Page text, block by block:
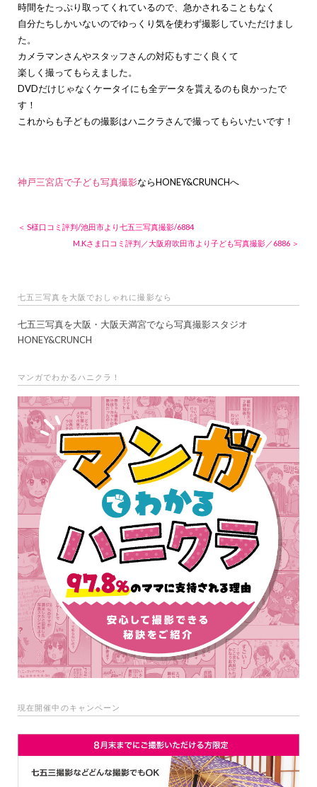
時間をたっぷり取ってくれているので、急かされることもなく
自分たちしかいないのでゆっくり気を使わず撮影していただけまし
た。
カメラマンさんやスタッフさんの対応もすごく良くて
楽しく撮ってもらえました。
DVDだけじゃなくケータイにも全データを貰えるのも良かったで
す！
これからも子どもの撮影はハニクラさんで撮ってもらいたいです！
神戸三宮店で子ども写真撮影ならHONEY&CRUNCHへ
＜ S様口コミ評判/池田市より七五三写真撮影/6884
M.Kさま口コミ評判／大阪府吹田市より子ども写真撮影／6886 ＞
七五三写真を大阪でおしゃれに撮影なら
七五三写真を大阪・大阪天満宮でなら写真撮影スタジオ
HONEY&CRUNCH
マンガでわかるハニクラ！
現在開催中のキャンペーン